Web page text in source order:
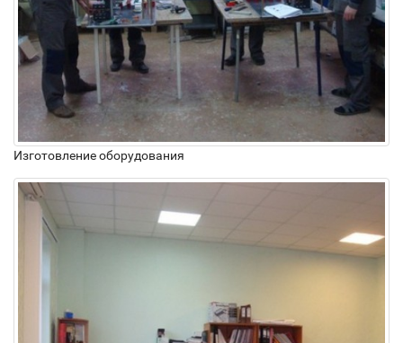
Изготовление оборудования